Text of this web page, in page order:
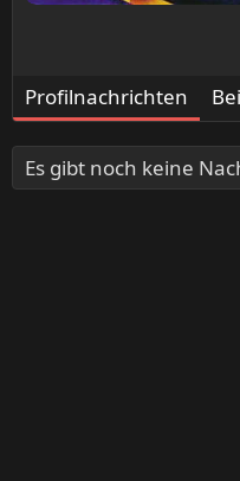
Profilnachrichten
Es gibt noch keine